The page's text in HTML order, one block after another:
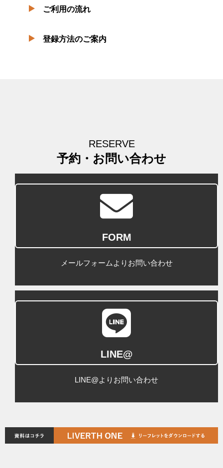
ご利用の流れ
登録方法のご案内
RESERVE
予約・お問い合わせ
FORM
メールフォームよりお問い合わせ
LINE@
LINE@よりお問い合わせ